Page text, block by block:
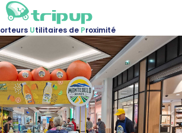
orteurs Utilitaires de Proximité
Nos véhicules
Références
Sur-mesure